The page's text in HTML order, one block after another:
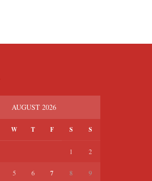
AUGUST 2026
W T F S S
1 2
5 6 7 8 9